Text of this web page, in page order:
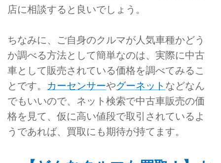
店に相談すると良いでしょう。
ちなみに、ご自身のクルマが人気車種かどう
か調べる方法として簡単なのは、実際に中古
車として販売されている価格を調べてみるこ
とです。 カーセンサーやグーネット などなん
でもいいので、ネット検索で中古車販売の価
格を見て、仮に高い値段で取引されているよ
うであれば、買取にも期待が持てます。